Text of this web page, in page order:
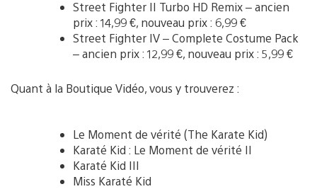
Street Fighter II Turbo HD Remix – ancien
prix : 14,99 €, nouveau prix : 6,99 €
Street Fighter IV – Complete Costume Pack
– ancien prix : 12,99 €, nouveau prix : 5,99 €
Quant à la Boutique Vidéo, vous y trouverez :
Le Moment de vérité (The Karate Kid)
Karaté Kid : Le Moment de vérité II
Karaté Kid III
Miss Karaté Kid